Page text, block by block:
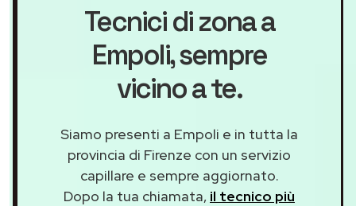
Tecnici di zona a
Empoli, sempre
vicino a te.
Siamo presenti a Empoli e in tutta la
provincia di Firenze con un servizio
capillare e sempre aggiornato.
Dopo la tua chiamata, il tecnico più